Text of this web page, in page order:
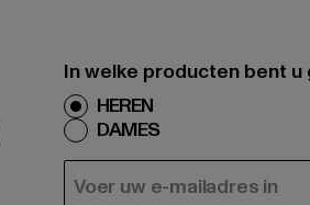
In welke producten bent
HEREN
DAMES
E-MAIL